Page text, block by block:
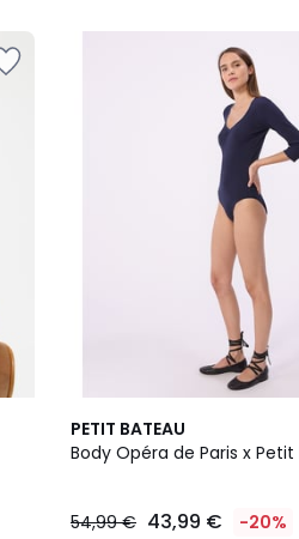
PETIT BATEAU
Body Opéra de Paris x
54,99 € 43,99 € -20%